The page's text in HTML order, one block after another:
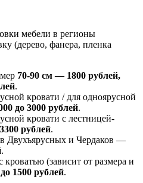
мебели в регионы
(дерево, фанера, пленка
70-90 см — 1800 рублей,
.
кровати / для одноярусной
до 3000 рублей.
кровати с лестницей-
рублей.
Двухъярусных и Чердаков —
.
(зависит от размера и
1500 рублей.